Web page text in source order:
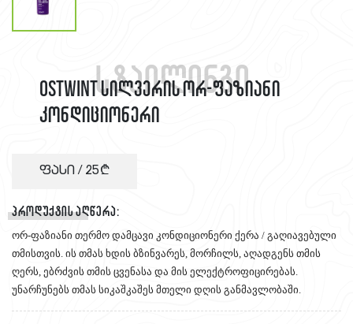
სტაილინგი
OSTWINT სილვერის ორ-ფაზიანი
კონდიციონერი
ფასი / 25
პროდუქტის აღწერა:
ორ-ფაზიანი თერმო დამცავი კონდიციონერი ქერა / გაღიავებული
თმისთვის. ის თმას ხდის ბზინვარეს, მორჩილს, აღადგენს თმის
ღერს, ებრძვის თმის ცვენასა და მის ელექტროფიცირებას.
უნარჩუნებს თმას სიკაშკაშეს მთელი დღის განმავლობაში.